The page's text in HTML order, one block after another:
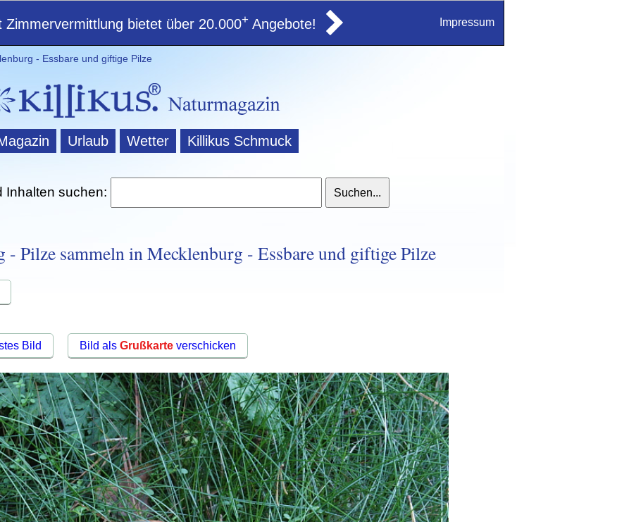
Zimmervermittlung bietet über 20.000+ Angebote! Impressum
- Essbare und giftige Pilze
Urlaub Wetter Killikus Schmuck
Inhalten suchen:
- Pilze sammeln in Mecklenburg - Essbare und giftige Pilze
Bild Bild als Grußkarteverschicken